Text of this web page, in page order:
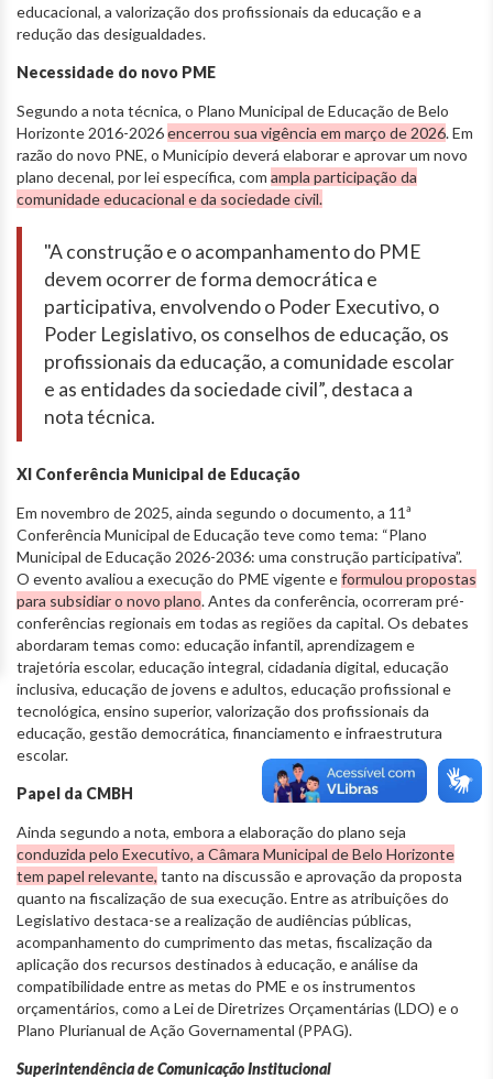
educacional, a valorização dos profissionais da educação e a
redução das desigualdades.
Necessidade do novo PME
Segundo a nota técnica, o Plano Municipal de Educação de Belo
Horizonte 2016-2026encerrou sua vigência em março de 2026. Em
razão do novo PNE, o Município deverá elaborar e aprovar um novo
plano decenal, por lei específica, com ampla participação da
comunidade educacional e da sociedade civil.
"A construção e o acompanhamento do PME
devem ocorrer de forma democrática e
participativa, envolvendo o Poder Executivo, o
Poder Legislativo, os conselhos de educação, os
profissionais da educação, a comunidade escolar
e as entidades da sociedade civil”, destaca a
nota técnica.
XI Conferência Municipal de Educação
Em novembro de 2025, ainda segundo o documento, a 11ª
Conferência Municipal de Educação teve como tema: “Plano
Municipal de Educação 2026-2036: uma construção participativa”.
O evento avaliou a execução do PME vigente eformulou propostas
para subsidiar o novo plano. Antes da conferência, ocorreram pré-
conferências regionais em todas as regiões da capital. Os debates
abordaram temas como: educação infantil, aprendizagem e
trajetória escolar, educação integral, cidadania digital, educação
inclusiva, educação de jovens e adultos, educação profissional e
tecnológica, ensino superior, valorização dos profissionais da
educação, gestão democrática, financiamento e infraestrutura
escolar.
Papel da CMBH
Ainda segundo a nota, embora a elaboração do plano seja
conduzida pelo Executivo, a Câmara Municipal de Belo Horizonte
tem papel relevante, tanto na discussão e aprovação da proposta
quanto na fiscalização de sua execução. Entre as atribuições do
Legislativo destaca-se a realização de audiências públicas,
acompanhamento do cumprimento das metas, fiscalização da
aplicação dos recursos destinados à educação, e análise da
compatibilidade entre as metas do PME e os instrumentos
orçamentários, como a Lei de Diretrizes Orçamentárias (LDO) e o
Plano Plurianual de Ação Governamental (PPAG).
Superintendência de Comunicação Institucional